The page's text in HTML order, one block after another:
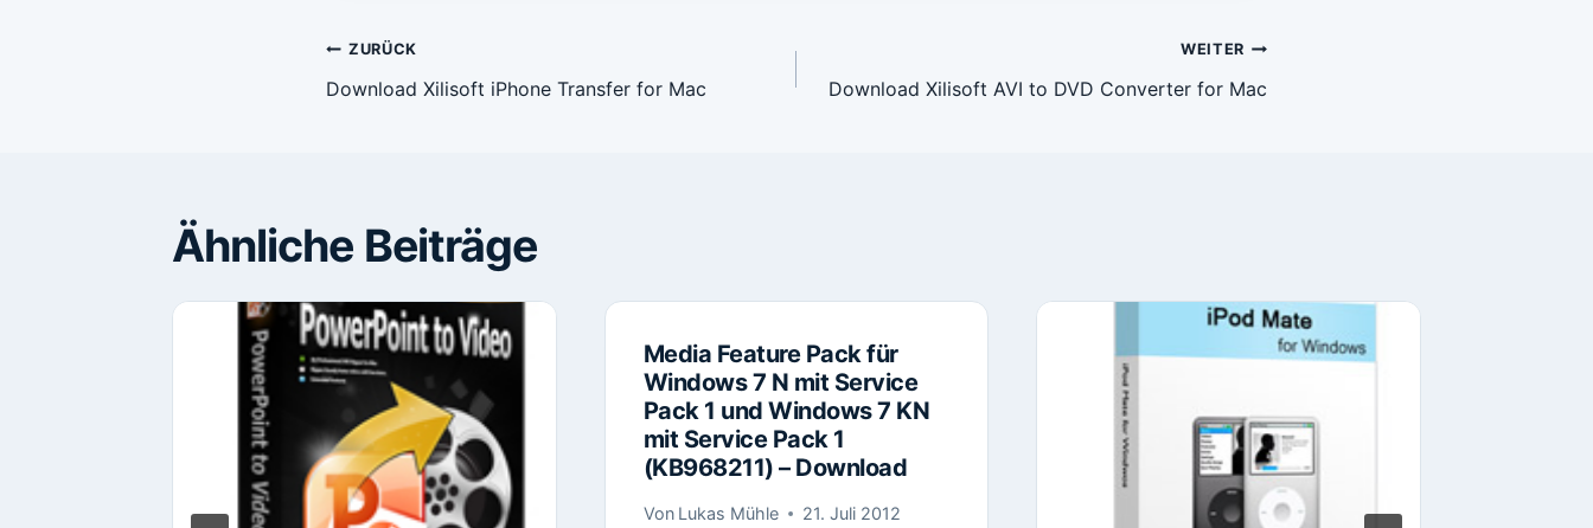
Beitragsnavigation
ZURÜCK
Download Xilisoft iPhone Transfer for Mac
WEITER
Download Xilisoft AVI to DVD Converter for Mac
Ähnliche Beiträge
Media Feature Pack für
Windows 7 N mit Service
Pack 1 und Windows 7 KN
mit Service Pack 1
(KB968211) – Download
Von Lukas Mühle 21. Juli 2012